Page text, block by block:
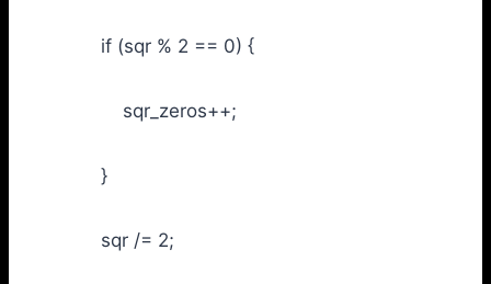
if (sqr % 2 == 0) {
sqr_zeros++;
}
sqr /= 2;